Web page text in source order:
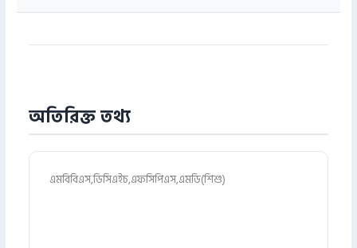
অতিরিক্ত তথ্য
এমবিবিএস,ডিসিএইচ,এফসিপিএস,এমডি(শিশু)